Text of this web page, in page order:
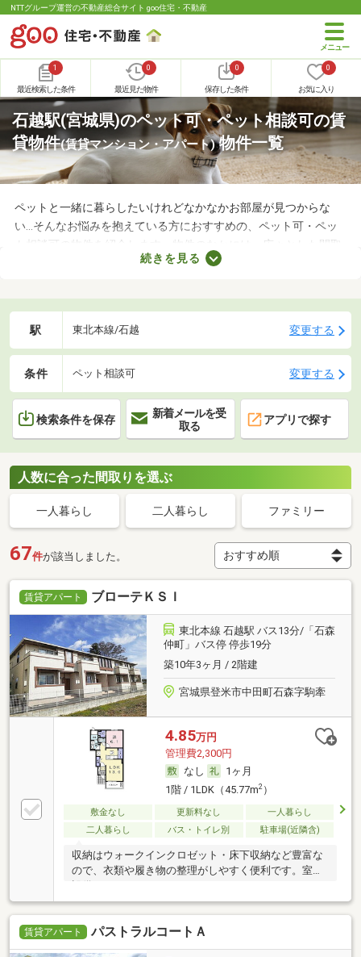
NTTグループ運営の不動産総合サイト goo住宅・不動産
1
最近検索した条件
0
最近見た物件
0
保存した条件
0
お気に入り
石越駅(宮城県)のペット可・ペット相談可の賃
貸物件(賃貸マンション・アパート)物件一覧
ペットと一緒に暮らしたいけれどなかなかお部屋が見つからな
い…そんなお悩みを抱えている方におすすめの、ペット可・ペッ
ト相談可の物件を紹介します。物件のなかには、広々とした間取
りや新しい設備を備えているお部屋もあります。人とペットが安
できるお部屋を探してみてくださいね。
続きを見る
駅 東北本線/石越 変更する
条件 ペット相談可 変更する
検索条件を保存
新着メールを受
取る
アプリで探す
人数に合った間取りを選ぶ
一人暮らし 二人暮らし ファミリー
67件が該当しました。
賃貸アパート ブローテＫＳＩ
東北本線 石越駅 バス13分/「石森
仲町」バス停 停歩19分
築10年3ヶ月 / 2階建
宮城県登米市中田町石森字駒牽
4.85万円
管理費2,300円
なし
1ヶ月
1階 / 1LDK（45.77m2）
敷金なし 更新料なし
一人暮らし
二人暮らし
バス・トイレ別 駐車場(近隣含)
収納はウォークインクロゼット・床下収納など豊富な
ので、衣類や履き物の整理がしやすく便利です。室内
賃貸アパート パストラルコートＡ